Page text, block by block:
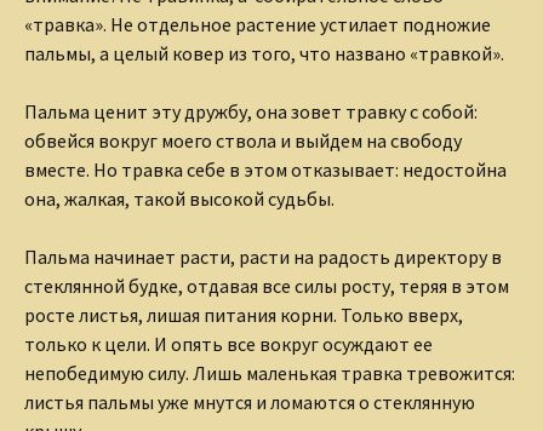
«травка». Не отдельное растение устилает подножие
пальмы, а целый ковер из того, что названо «травкой».
Пальма ценит эту дружбу, она зовет травку с собой:
обвейся вокруг моего ствола и выйдем на свободу
вместе. Но травка себе в этом отказывает: недостойна
она, жалкая, такой высокой судьбы.
Пальма начинает расти, расти на радость директору в
стеклянной будке, отдавая все силы росту, теряя в этом
росте листья, лишая питания корни. Только вверх,
только к цели. И опять все вокруг осуждают ее
непобедимую силу. Лишь маленькая травка тревожится:
листья пальмы уже мнутся и ломаются о стеклянную